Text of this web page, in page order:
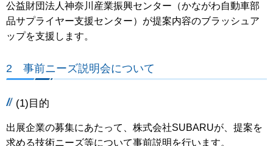
公益財団法人神奈川産業振興センター（かながわ自動車部
品サプライヤー支援センター）が提案内容のブラッシュア
ップを支援します。
2 事前ニーズ説明会について
(1)目的
出展企業の募集にあたって、株式会社SUBARUが、提案を
求める技術ニーズ等について事前説明を行います。